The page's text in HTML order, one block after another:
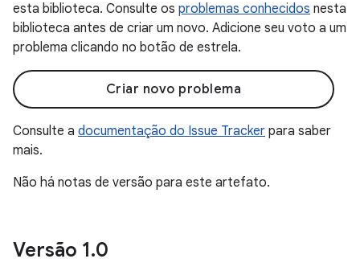
esta biblioteca. Consulte os problemas conhecidos nesta
biblioteca antes de criar um novo. Adicione seu voto a um
problema clicando no botão de estrela.
Criar novo problema
Consulte a documentação do Issue Tracker para saber
mais.
Não há notas de versão para este artefato.
Versão 1.0